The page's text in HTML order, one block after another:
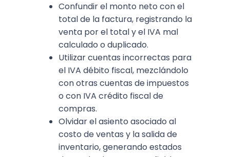
Confundir el monto neto con el
total de la factura, registrando la
venta por el total y el IVA mal
calculado o duplicado.​
Utilizar cuentas incorrectas para
el IVA débito fiscal, mezclándolo
con otras cuentas de impuestos
o con IVA crédito fiscal de
compras.​
Olvidar el asiento asociado al
costo de ventas y la salida de
inventario, generando estados